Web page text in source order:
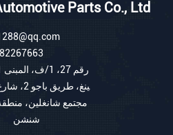
Parts Co., Ltd
ينغ، طريق
مجتمع شانغلين،
شنشن